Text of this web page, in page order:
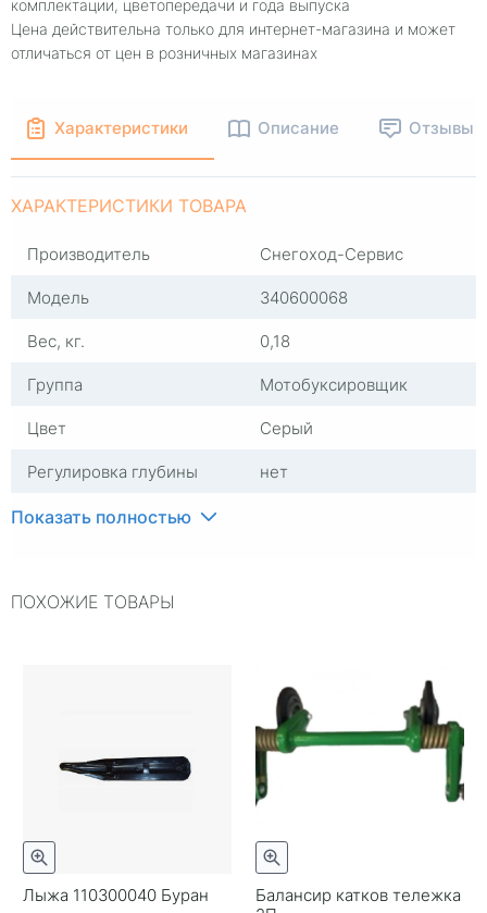
комплектации, цветопередачи и года выпуска
Цена действительна только для интернет-магазина и может
отличаться от цен в розничных магазинах
Характеристики Описание Отзывы
ХАРАКТЕРИСТИКИ ТОВАРА
Производитель
Снегоход-Сервис
Модель
340600068
Вес, кг.
0,18
Группа
Мотобуксировщик
Цвет
Серый
Регулировка глубины
нет
Показать полностью
ПОХОЖИЕ ТОВАРЫ
Лыжа 110300040 Буран
Балансир катков тележка